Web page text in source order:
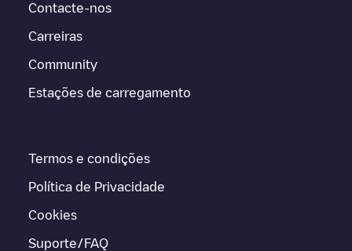
Contacte-nos
Carreiras
Community
Estações de carregamento
Termos e condições
Política de Privacidade
Cookies
Suporte/FAQ